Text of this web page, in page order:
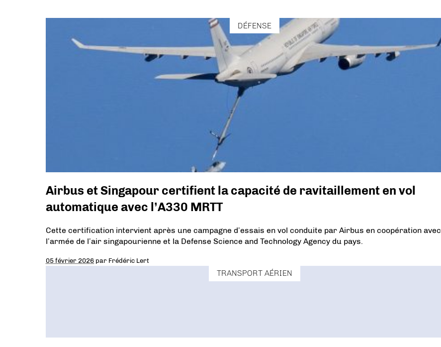
DÉFENSE
Airbus et Singapour certifient la capacité de ravitaillement en vol
automatique avec l’A330 MRTT
Cette certification intervient après une campagne d’essais en vol conduite par Airbus en coopération avec
l’armée de l’air singapourienne et la Defense Science and Technology Agency du pays.
05 février 2026 par Frédéric Lert
TRANSPORT AÉRIEN